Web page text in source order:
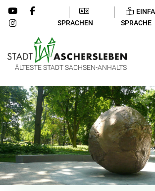
SPRACHEN
SPRACHE
ÄLTESTE STADT SACHSEN-ANHALTS